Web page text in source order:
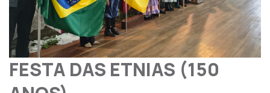
FESTA DAS ETNIAS (150